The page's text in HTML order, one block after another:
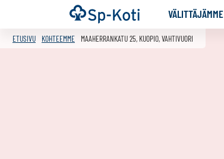
Siirry
sisältöön
Etusivu VÄLITTÄJÄMME
ETUSIVU KOHTEEMME MAAHERRANKATU 25, KUOPIO, VAHTIVUORI